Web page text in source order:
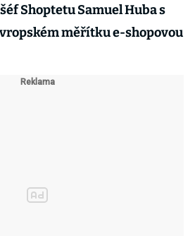
Shoptetu Samuel Huba s
měřítku e-shopovou